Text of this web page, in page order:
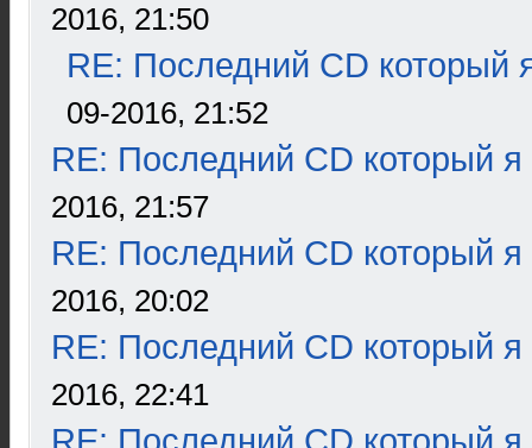
2016, 21:50
RE: Последний CD который
09-2016, 21:52
RE: Последний CD который я
2016, 21:57
RE: Последний CD который я
2016, 20:02
RE: Последний CD который я
2016, 22:41